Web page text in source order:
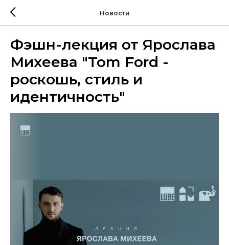
Новости
Фэшн-лекция от Ярослава
Михеева "Tom Ford -
роскошь, стиль и
идентичность"